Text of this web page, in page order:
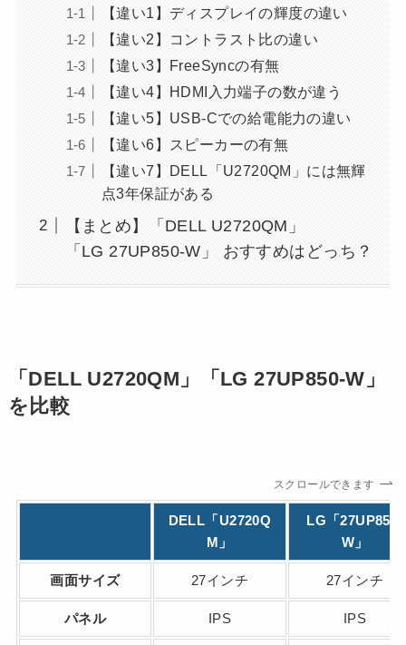
【違い1】ディスプレイの輝度の違い
【違い2】コントラスト比の違い
【違い3】FreeSyncの有無
【違い4】HDMI入力端子の数が違う
【違い5】USB-Cでの給電能力の違い
【違い6】スピーカーの有無
【違い7】DELL「U2720QM」には無輝
点3年保証がある
【まとめ】「DELL U2720QM」
「LG 27UP850-W」 おすすめはどっち？
「DELL U2720QM」「LG 27UP850-W」
を比較
スクロールできます
DELL「U2720Q
M」
LG「27UP850-
W」
画面サイズ 27インチ 27インチ
パネル IPS IPS